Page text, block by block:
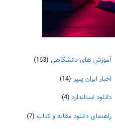
آموزش های دانشگاهی (163)
اخبار ایران پیپر (14)
دانلود استاندارد (4)
راهنمای دانلود مقاله و کتاب (7)